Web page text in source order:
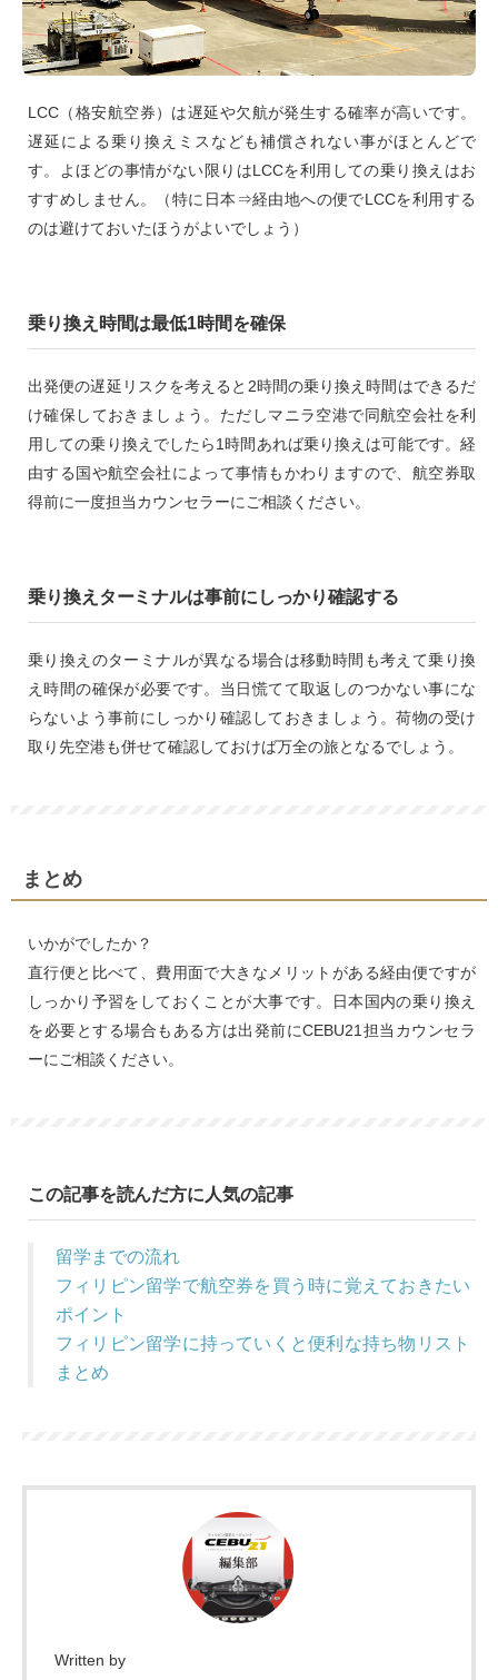
LCC（格安航空券）は遅延や欠航が発生する確率が高いです。
遅延による乗り換えミスなども補償されない事がほとんどで
す。よほどの事情がない限りはLCCを利用しての乗り換えはお
すすめしません。（特に日本⇒経由地への便でLCCを利用する
のは避けておいたほうがよいでしょう）
乗り換え時間は最低1時間を確保
出発便の遅延リスクを考えると2時間の乗り換え時間はできるだ
け確保しておきましょう。ただしマニラ空港で同航空会社を利
用しての乗り換えでしたら1時間あれば乗り換えは可能です。経
由する国や航空会社によって事情もかわりますので、航空券取
得前に一度担当カウンセラーにご相談ください。
乗り換えターミナルは事前にしっかり確認する
乗り換えのターミナルが異なる場合は移動時間も考えて乗り換
え時間の確保が必要です。当日慌てて取返しのつかない事にな
らないよう事前にしっかり確認しておきましょう。荷物の受け
取り先空港も併せて確認しておけば万全の旅となるでしょう。
まとめ
いかがでしたか？
直行便と比べて、費用面で大きなメリットがある経由便ですが
しっかり予習をしておくことが大事です。日本国内の乗り換え
を必要とする場合もある方は出発前にCEBU21担当カウンセラ
ーにご相談ください。
この記事を読んだ方に人気の記事
留学までの流れ
フィリピン留学で航空券を買う時に覚えておきたい
ポイント
フィリピン留学に持っていくと便利な持ち物リスト
まとめ
Written by